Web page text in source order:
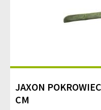
JAXON
CM